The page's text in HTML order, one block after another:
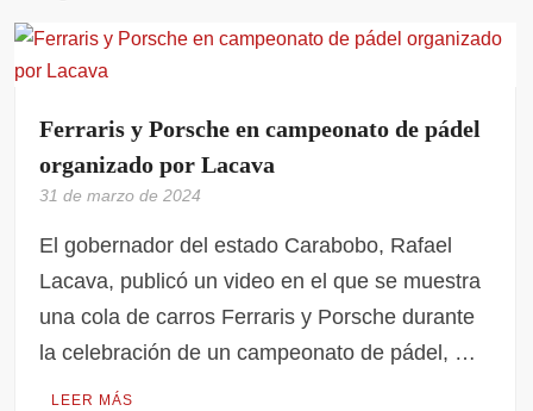
Ferraris y Porsche en campeonato de pádel
organizado por Lacava
31 de marzo de 2024
El gobernador del estado Carabobo, Rafael
Lacava, publicó un video en el que se muestra
una cola de carros Ferraris y Porsche durante
la celebración de un campeonato de pádel, …
LEER MÁS